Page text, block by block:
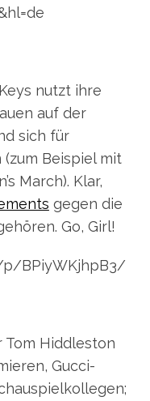
nutzt ihre
auf der
sich für
(zum Beispiel mit
March). Klar,
gegen die
Go, Girl!
p/BPiyWKjhpB3/
Tom Hiddleston
Gucci-